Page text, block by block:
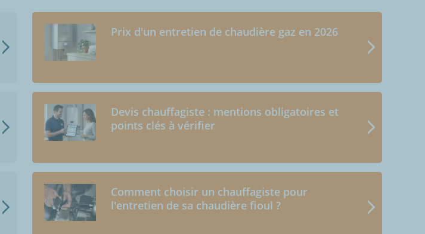
Prix d'un entretien de chaudière gaz en 2026
Devis chauffagiste : mentions obligatoires et
points clés à vérifier
Comment choisir un chauffagiste pour
l'entretien de sa chaudière fioul ?